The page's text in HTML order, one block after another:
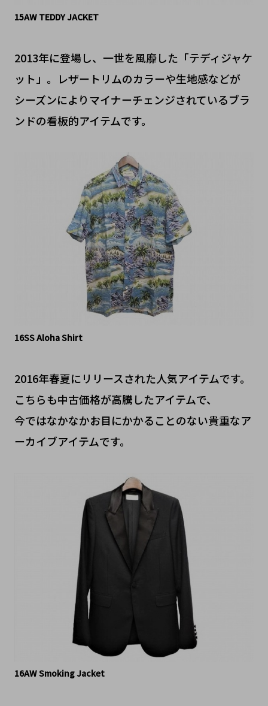
15AW TEDDY JACKET
2013年に登場し、一世を風靡した「テディジャケ
ット」。レザートリムのカラーや生地感などが
シーズンによりマイナーチェンジされているブラ
ンドの看板的アイテムです。
16SS Aloha Shirt
2016年春夏にリリースされた人気アイテムです。
こちらも中古価格が高騰したアイテムで、
今ではなかなかお目にかかることのない貴重なア
ーカイブアイテムです。
16AW Smoking Jacket